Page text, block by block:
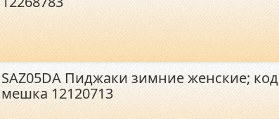
SAZ05DA Пиджаки зимние женские; код
мешка 12120713